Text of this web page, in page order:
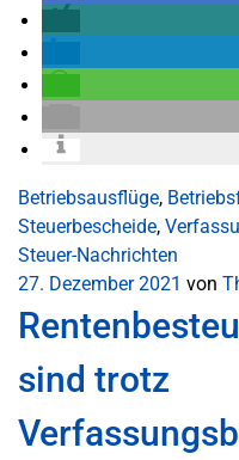
Betriebsausflüge,
Steuerbescheide,
Steuer-Nachrichten
27. Dezember 2021 von
sind trotz